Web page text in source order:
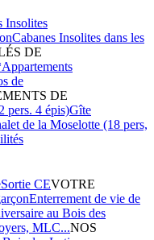
Insolites
Cabanes Insolites dans les
DE
Appartements
de
DE
pers. 4 épis)Gîte
de la Moselotte (18 pers,
Sortie CEVOTRE
Enterrement de vie de
au Bois des
MLC...NOS